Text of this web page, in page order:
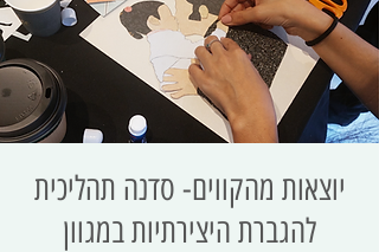
יוצאות מהקווים- סדנה תהליכית
להגברת היצירתיות במגוון